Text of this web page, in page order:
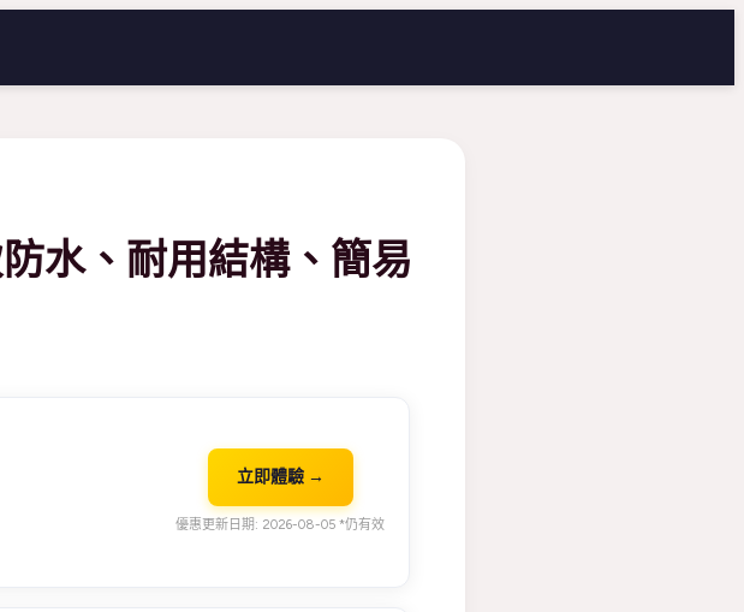
水、耐用結構、簡易
立即體驗 →
優惠更新日期: 2026-08-05 *仍有效